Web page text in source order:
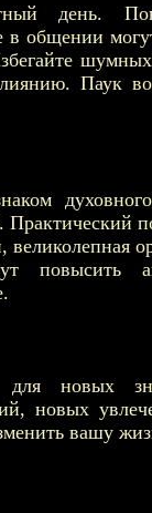
день.
в общении
Паук
великолепная
повысить
для новых
новых
вашу